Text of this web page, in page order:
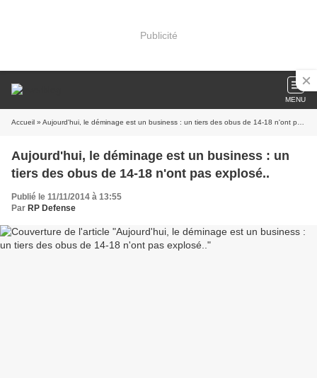
Publicité
MENU
Accueil » Aujourd'hui, le déminage est un business : un tiers des obus de 14-18 n'ont pas explosé..
Aujourd'hui, le déminage est un business : un
tiers des obus de 14-18 n'ont pas explosé..
Publié le 11/11/2014 à 13:55
Par RP Defense